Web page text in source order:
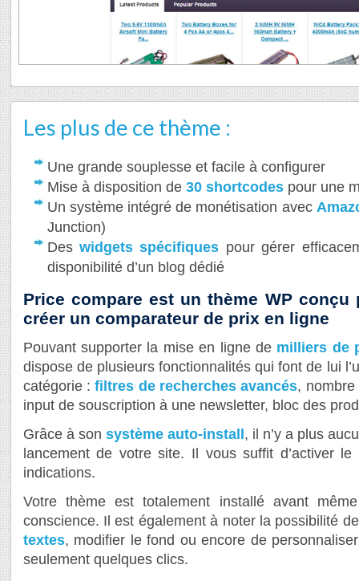
Les plus de ce thème :
Une grande souplesse et facile à configurer
Mise à disposition de 30 shortcodespour une
Un système intégré de monétisation avec
Junction)
Des widgets spécifiques pour gérer
disponibilité d’un blog dédié
Price compare est un thème WP conçu
créer un comparateur de prix en ligne
Pouvant supporter la mise en ligne de milliers de
dispose de plusieurs fonctionnalités qui font de lui
catégorie :filtres de recherches avancés,
input de souscription à une newsletter, bloc des
Grâce à son système auto-install, il n’y a plus
lancement de votre site. Il vous suffit d’activer
indications.
Votre thème est totalement installé avant
conscience. Il est également à noter la possibilité
textes, modifier le fond ou encore de
seulement quelques clics.